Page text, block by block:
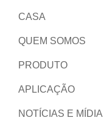
CASA
QUEM SOMOS
PRODUTO
APLICAÇÃO
NOTÍCIAS E MÍDIA